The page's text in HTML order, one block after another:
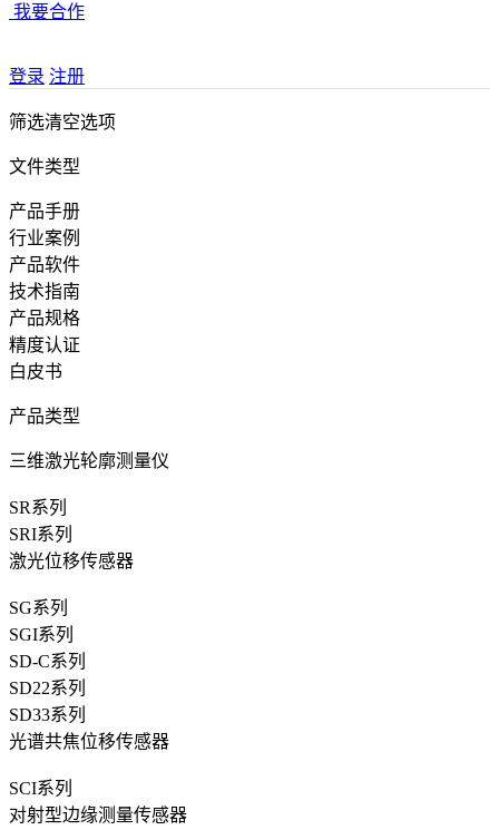
我要合作
登录 注册
筛选清空选项
文件类型
产品手册
行业案例
产品软件
技术指南
产品规格
精度认证
白皮书
产品类型
三维激光轮廓测量仪
SR系列
SRI系列
激光位移传感器
SG系列
SGI系列
SD-C系列
SD22系列
SD33系列
光谱共焦位移传感器
SCI系列
对射型边缘测量传感器